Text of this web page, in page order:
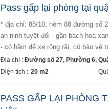
Pass gấp lại phòng tại
* địa chỉ: 88/10, hẻm 88 đường số
an ninh tuyệt đối - gần bách hoá
- có hầm để xe rộng rãi, có bảo vệ
Địa chỉ : Đường số 27, Phường 6,
Diện tích : 20 m2
PASS GẤP LẠI PHÒNG